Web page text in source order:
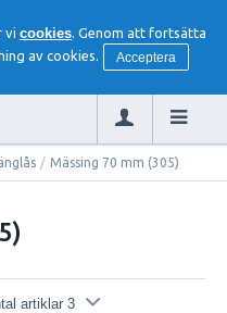
vi cookies. Genom att fortsätta
av cookies.
Acceptera
/ Mässing 70 mm (305)
artiklar 3